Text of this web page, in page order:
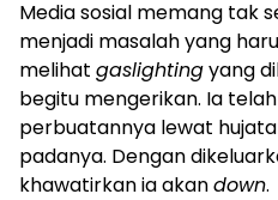
Media sosial memang tak
menjadi masalah yang
melihat gaslightingyang
begitu mengerikan. Ia
perbuatannya lewat
padanya. Dengan
khawatirkan ia akandown.